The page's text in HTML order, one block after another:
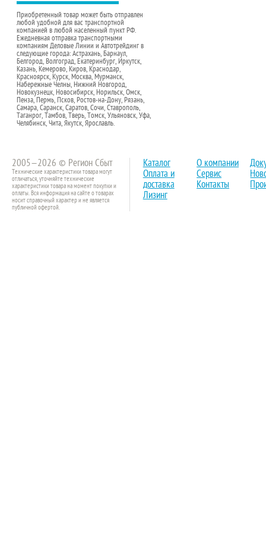
Приобретенный товар может быть отправлен
любой удобной для вас транспортной
компанией в любой населенный пункт РФ.
Ежедневная отправка транспортными
компаниям Деловые Линии и Автотрейдинг в
следующие города: Астрахань, Барнаул,
Белгород, Волгоград, Екатеринбург, Иркутск,
Казань, Кемерово, Киров, Краснодар,
Красноярск, Курск, Москва, Мурманск,
Набережные Челны, Нижний Новгород,
Новокузнецк, Новосибирск, Норильск, Омск,
Пенза, Пермь, Псков, Ростов-на-Дону, Рязань,
Самара, Саранск, Саратов, Сочи, Ставрополь,
Таганрог, Тамбов, Тверь, Томск, Ульяновск, Уфа,
Челябинск, Чита, Якутск, Ярославль.
2005—2026 © Регион Сбыт
Технические характеристики товара могут
отличаться, уточняйте технические
характеристики товара на момент покупки и
оплаты. Вся информация на сайте о товарах
носит справочный характер и не является
публичной офертой.
Каталог
Оплата и
доставка
Лизинг
О компании
Сервис
Контакты